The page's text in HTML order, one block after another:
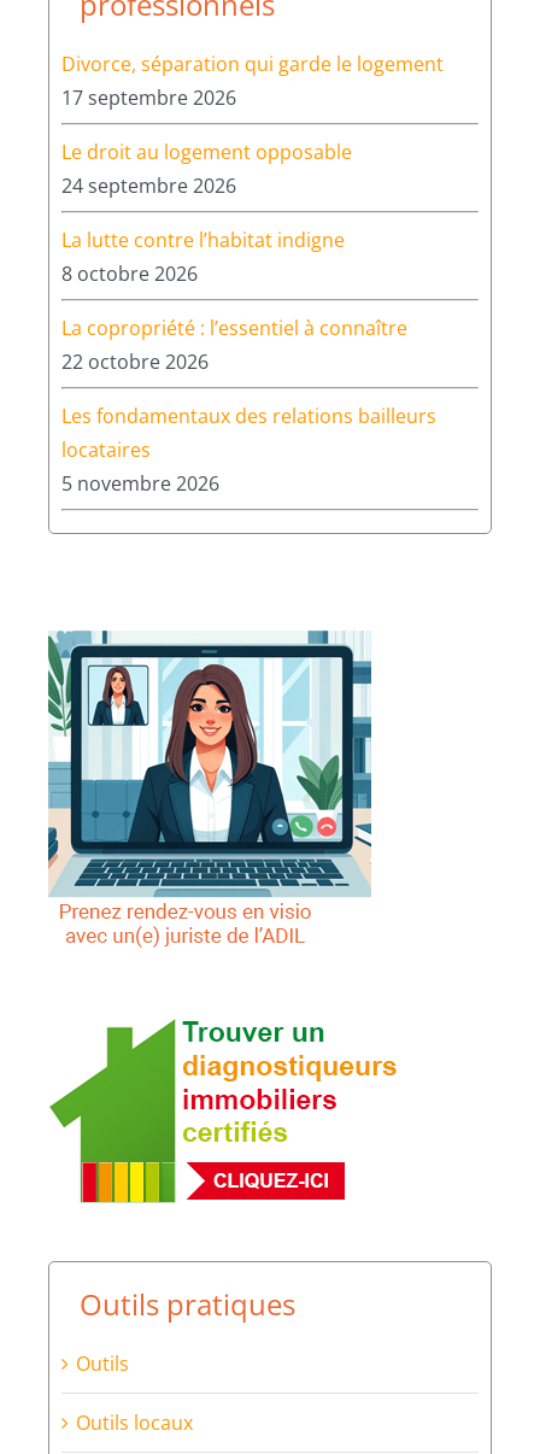
Divorce, séparation qui garde le logement
17 septembre 2026
Le droit au logement opposable
24 septembre 2026
La lutte contre l’habitat indigne
8 octobre 2026
La copropriété : l’essentiel à connaître
22 octobre 2026
Les fondamentaux des relations bailleurs
locataires
5 novembre 2026
Outils pratiques
Outils
Outils locaux